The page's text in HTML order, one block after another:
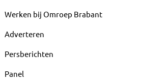
Werken bij Omroep Brabant
Adverteren
Persberichten
Panel